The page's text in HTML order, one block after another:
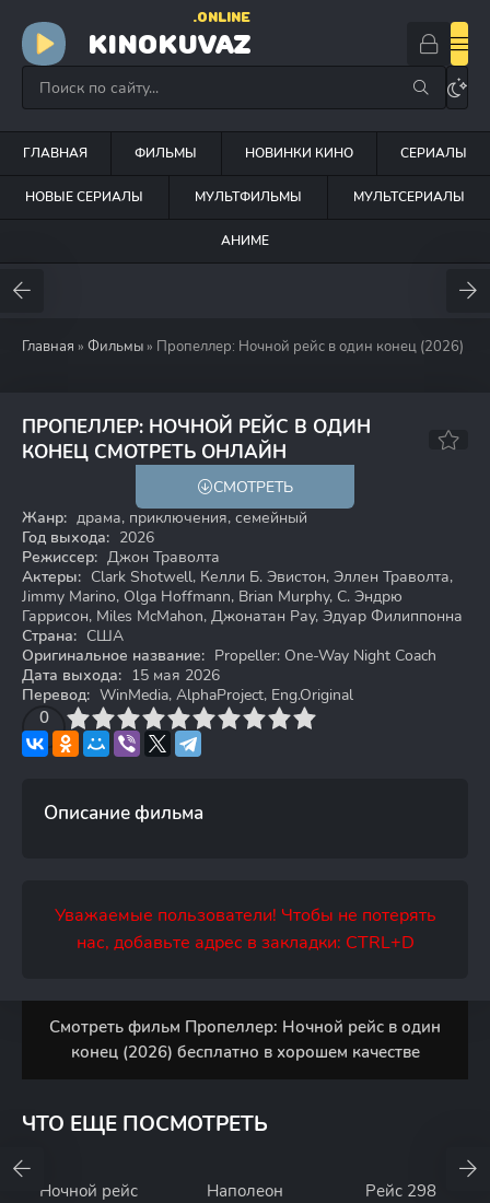
KINOKUVAZ
.ONLINE
ГЛАВНАЯ ФИЛЬМЫ НОВИНКИ КИНО СЕРИАЛЫ
НОВЫЕ СЕРИАЛЫ МУЛЬТФИЛЬМЫ МУЛЬТСЕРИАЛЫ
АНИМЕ
Главная » Фильмы » Пропеллер: Ночной рейс в один конец (2026)
ПРОПЕЛЛЕР: НОЧНОЙ РЕЙС В ОДИН
КОНЕЦ СМОТРЕТЬ ОНЛАЙН
СМОТРЕТЬ
Жанр: драма, приключения, семейный
Год выхода: 2026
Режиссер: Джон Траволта
Актеры: Clark Shotwell, Келли Б. Эвистон, Эллен Траволта,
Jimmy Marino, Olga Hoffmann, Brian Murphy, С. Эндрю
Гаррисон, Miles McMahon, Джонатан Рау, Эдуар Филиппонна
Страна: США
Оригинальное название: Propeller: One-Way Night Coach
Дата выхода: 15 мая 2026
Перевод: WinMedia, AlphaProject, Eng.Original
0
4 6 7 8 9 10
Описание фильма
Уважаемые пользователи! Чтобы не потерять
нас, добавьте адрес в закладки: CTRL+D
Смотреть фильм Пропеллер: Ночной рейс в один
конец (2026) бесплатно в хорошем качестве
ЧТО ЕЩЕ ПОСМОТРЕТЬ
Ночной рейс Наполеон Рейс 298